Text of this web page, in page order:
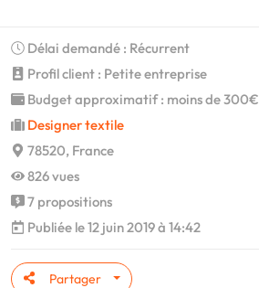
Délai demandé : Récurrent
Profil client : Petite entreprise
Budget approximatif : moins de 300€
Designer textile
78520, France
826 vues
7 propositions
Publiée le 12 juin 2019 à 14:42
Partager